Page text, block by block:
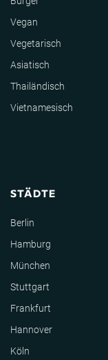
Vegan
Vegetarisch
Asiatisch
Thailändisch
Vietnamesisch
STÄDTE
Berlin
Hamburg
München
Stuttgart
Frankfurt
Hannover
Köln